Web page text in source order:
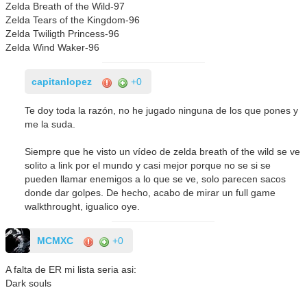
Zelda Breath of the Wild-97
Zelda Tears of the Kingdom-96
Zelda Twiligth Princess-96
Zelda Wind Waker-96
capitanlopez +0
Te doy toda la razón, no he jugado ninguna de los que pones y
me la suda.
Siempre que he visto un vídeo de zelda breath of the wild se ve
solito a link por el mundo y casi mejor porque no se si se
pueden llamar enemigos a lo que se ve, solo parecen sacos
donde dar golpes. De hecho, acabo de mirar un full game
walkthrought, igualico oye.
MCMXC +0
A falta de ER mi lista seria asi:
Dark souls